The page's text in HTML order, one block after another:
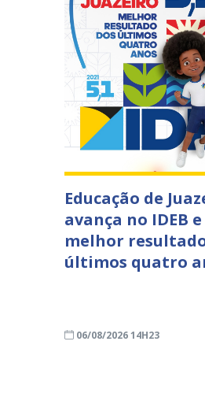
Educação de
avança no IDEB
melhor
últimos quatro
06/08/2026 14H23